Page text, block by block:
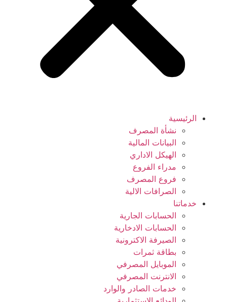
الرئيسية
نشأة المصرف
البيانات المالية
الهيكل الاداري
مدراء الفروع
فروع المصرف
الصرافات الالية
خدماتنا
الحسابات الجارية
الحسابات الادخارية
الصيرفة الاكترونية
بطاقة ثمرات
الموبايل المصرفي
الانترنت المصرفي
خدمات الصادر والوارد